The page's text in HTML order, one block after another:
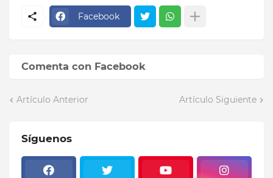
Facebook
Comenta con Facebook
Artículo Anterior Artículo Siguiente
Síguenos